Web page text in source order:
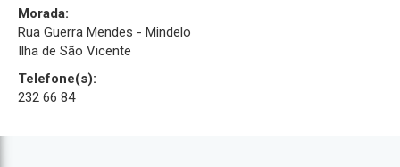
Morada:
Rua Guerra Mendes - Mindelo
Ilha de São Vicente
Telefone(s):
232 66 84